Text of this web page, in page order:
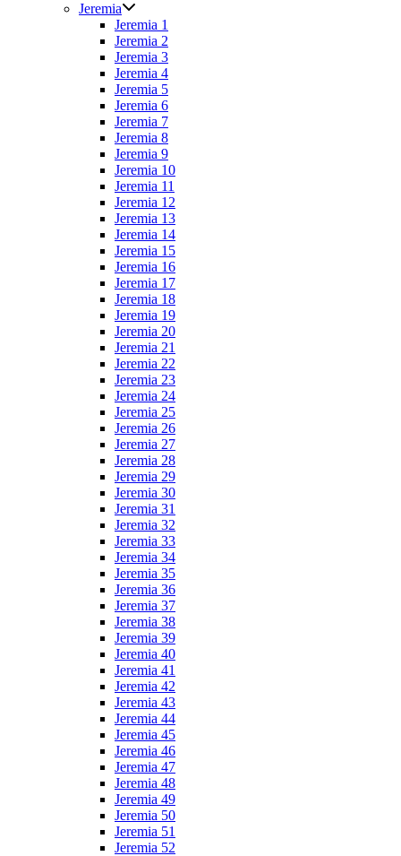
Jeremia
Jeremia 1
Jeremia 2
Jeremia 3
Jeremia 4
Jeremia 5
Jeremia 6
Jeremia 7
Jeremia 8
Jeremia 9
Jeremia 10
Jeremia 11
Jeremia 12
Jeremia 13
Jeremia 14
Jeremia 15
Jeremia 16
Jeremia 17
Jeremia 18
Jeremia 19
Jeremia 20
Jeremia 21
Jeremia 22
Jeremia 23
Jeremia 24
Jeremia 25
Jeremia 26
Jeremia 27
Jeremia 28
Jeremia 29
Jeremia 30
Jeremia 31
Jeremia 32
Jeremia 33
Jeremia 34
Jeremia 35
Jeremia 36
Jeremia 37
Jeremia 38
Jeremia 39
Jeremia 40
Jeremia 41
Jeremia 42
Jeremia 43
Jeremia 44
Jeremia 45
Jeremia 46
Jeremia 47
Jeremia 48
Jeremia 49
Jeremia 50
Jeremia 51
Jeremia 52